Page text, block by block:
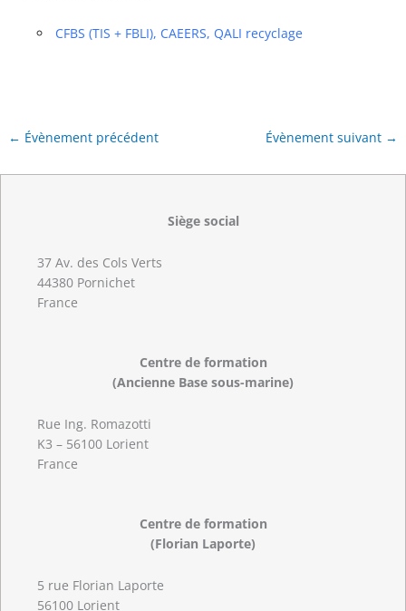
CFBS (TIS + FBLI), CAEERS, QALI recyclage
← Évènement précédent Évènement suivant →
Siège social
37 Av. des Cols Verts
44380 Pornichet
France
Centre de formation
(Ancienne Base sous-marine)
Rue Ing. Romazotti
K3 – 56100 Lorient
France
Centre de formation
(Florian Laporte)
5 rue Florian Laporte
56100 Lorient